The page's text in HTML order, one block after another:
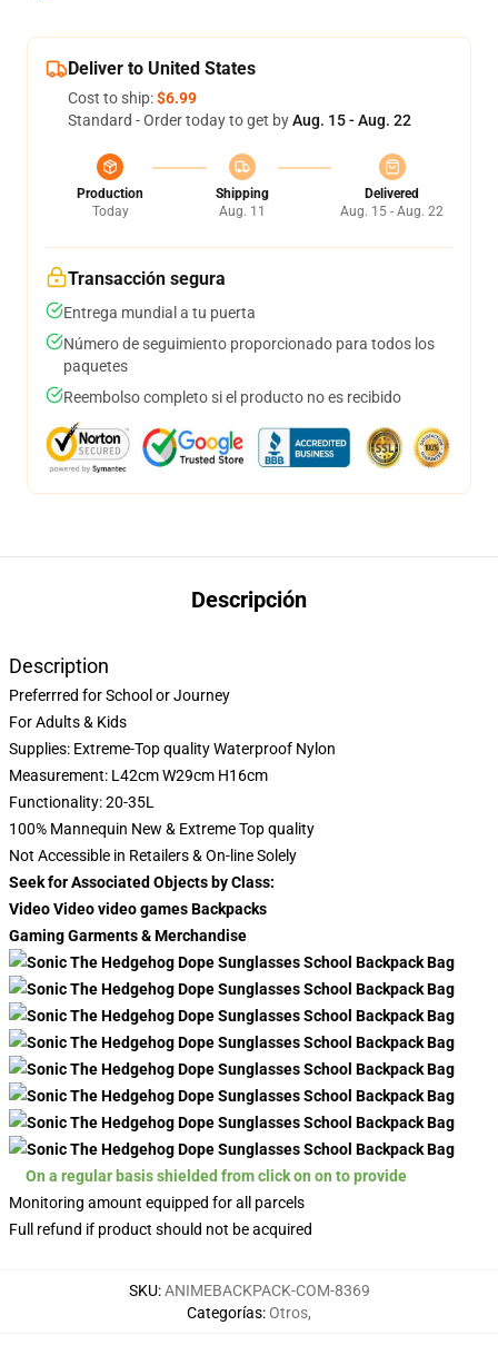
Deliver to United States
Cost to ship:$6.99
Standard - Order today to get byAug. 15 - Aug. 22
Production
Today
Shipping
Aug. 11
Delivered
Aug. 15 - Aug. 22
Transacción segura
Entrega mundial a tu puerta
Número de seguimiento proporcionado para todos los
paquetes
Reembolso completo si el producto no es recibido
Descripción
Description
Preferrred for School or Journey
For Adults & Kids
Supplies: Extreme-Top quality Waterproof Nylon
Measurement: L42cm W29cm H16cm
Functionality: 20-35L
100% Mannequin New & Extreme Top quality
Not Accessible in Retailers & On-line Solely
Seek for Associated Objects by Class:
Video Video video games Backpacks
Gaming Garments & Merchandise
On a regular basis shielded from click on on to provide
Monitoring amount equipped for all parcels
Full refund if product should not be acquired
SKU:ANIMEBACKPACK-COM-8369
Categorías:Otros,